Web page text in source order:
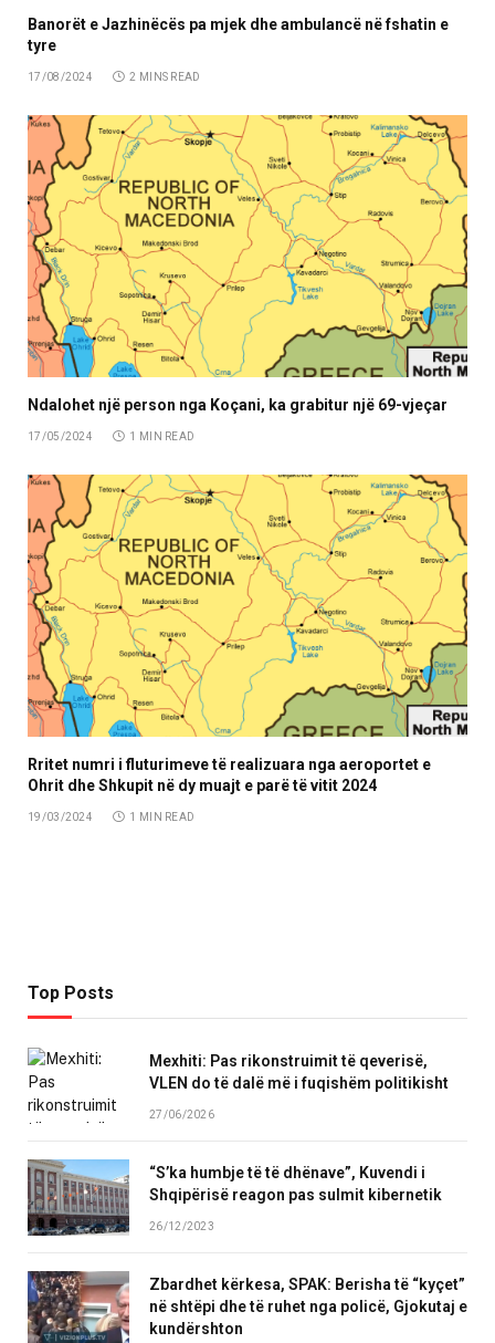
Banorët e Jazhinëcës pa mjek dhe ambulancë në fshatin e
tyre
17/08/2024 2 MINS READ
Ndalohet një person nga Koçani, ka grabitur një 69-vjeçar
17/05/2024 1 MIN READ
Rritet numri i fluturimeve të realizuara nga aeroportet e
Ohrit dhe Shkupit në dy muajt e parë të vitit 2024
19/03/2024 1 MIN READ
Top Posts
Mexhiti: Pas rikonstruimit të qeverisë,
VLEN do të dalë më i fuqishëm politikisht
27/06/2026
“S’ka humbje të të dhënave”, Kuvendi i
Shqipërisë reagon pas sulmit kibernetik
26/12/2023
Zbardhet kërkesa, SPAK: Berisha të “kyçet”
në shtëpi dhe të ruhet nga policë, Gjokutaj e
kundërshton